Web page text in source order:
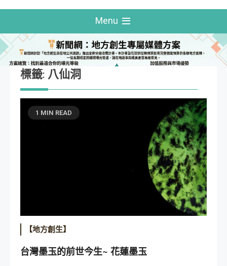
Menu
標籤: 八仙洞
1 MIN READ
【地方創生】
台灣墨玉的前世今生~ 花蓮墨玉